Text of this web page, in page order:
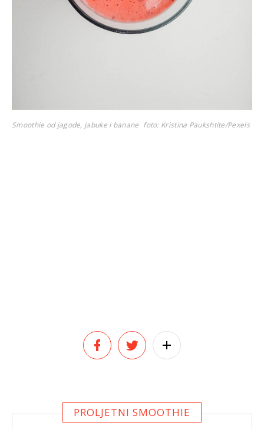
Smoothie od jagode, jabuke i banane foto: Kristina Paukshtite/Pexels
PROLJETNI SMOOTHIE